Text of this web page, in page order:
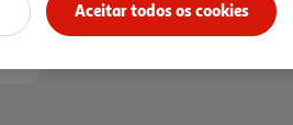
Aceitar todos os cookies